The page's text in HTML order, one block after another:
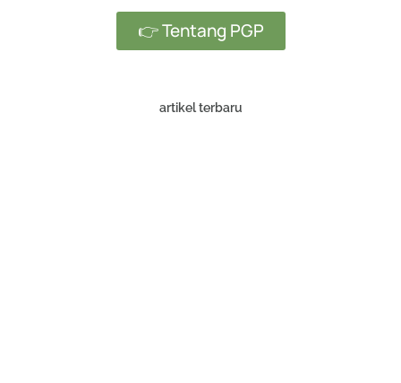
👉 Tentang PGP
artikel terbaru